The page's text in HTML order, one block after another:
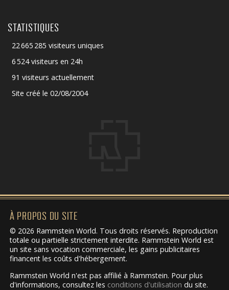
STATISTIQUES
22 665 285 visiteurs uniques
6 524 visiteurs en 24h
91 visiteurs actuellement
Site créé le 02/08/2004
À PROPOS DU SITE
© 2026 Rammstein World. Tous droits réservés. Reproduction
totale ou partielle strictement interdite. Rammstein World est
un site sans vocation commerciale, les gains publicitaires
financent les coûts d'hébergement.
Rammstein World n'est pas affilié à Rammstein. Pour plus
d'informations, consultez les conditions d'utilisation du site.